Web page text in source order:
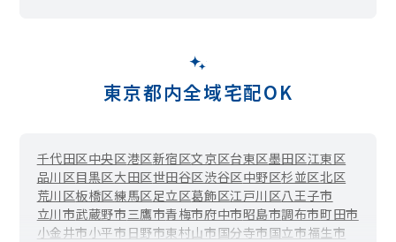
東京都内全域宅配OK
千代田区中央区港区新宿区文京区台東区墨田区江東区
品川区目黒区大田区世田谷区渋谷区中野区杉並区北区
荒川区板橋区練馬区足立区葛飾区江戸川区八王子市
立川市武蔵野市三鷹市青梅市府中市昭島市調布市町田市
小金井市小平市 日野市東村山市国分寺市国立市福生市